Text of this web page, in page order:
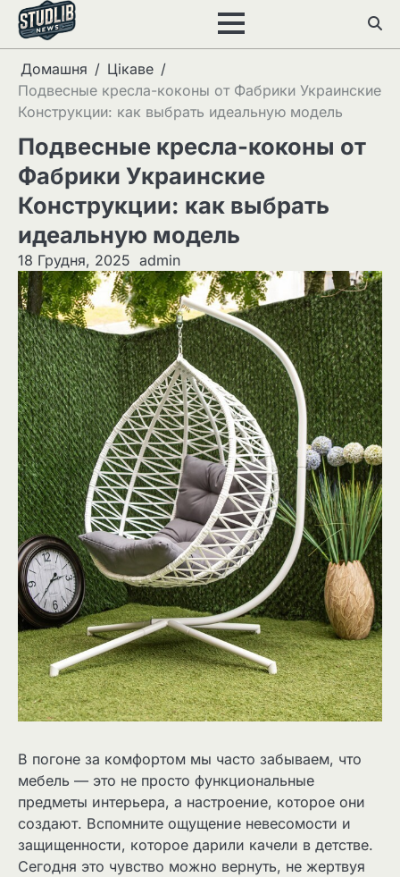
Перейти
вмісту
Домашня
Цікаве
Подвесные кресла-коконы от Фабрики Украинские
Конструкции: как выбрать идеальную модель
Подвесные кресла-коконы от
Фабрики Украинские
Конструкции: как выбрать
идеальную модель
18 Грудня, 2025 admin
В погоне за комфортом мы часто забываем, что
мебель — это не просто функциональные
предметы интерьера, а настроение, которое они
создают. Вспомните ощущение невесомости и
защищенности, которое дарили качели в детстве.
Сегодня это чувство можно вернуть, не жертвуя